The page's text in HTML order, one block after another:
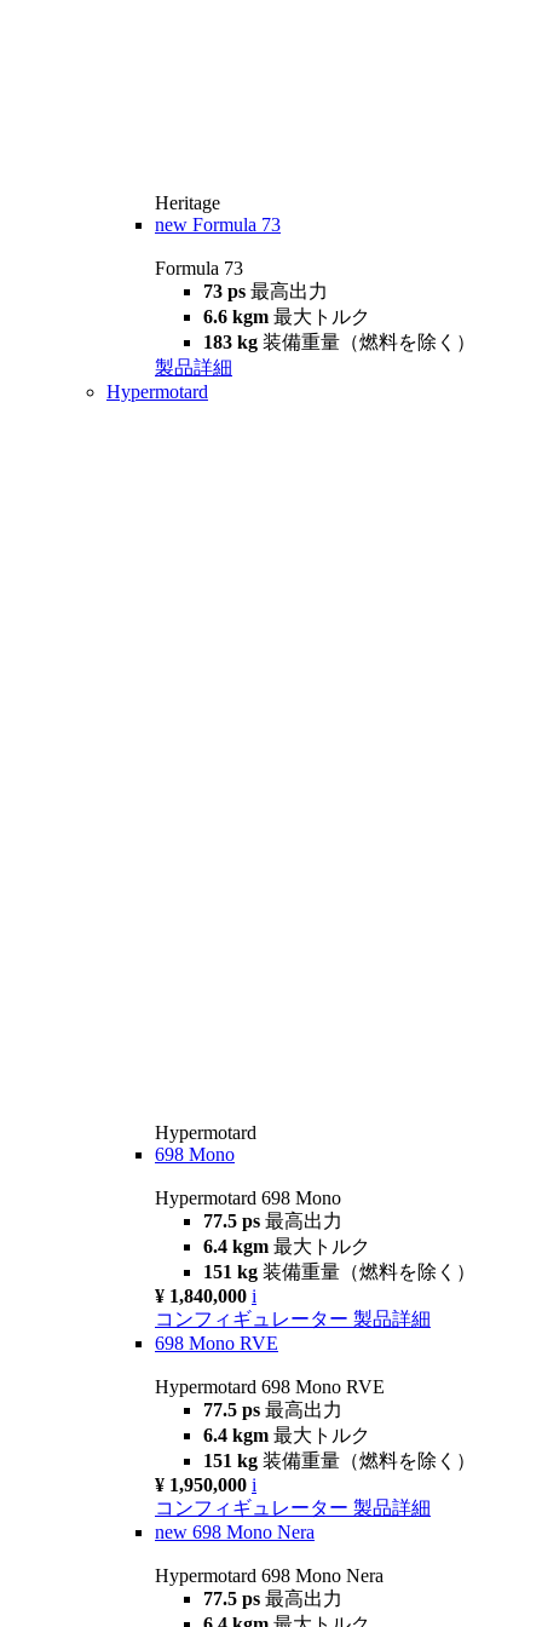
Heritage
new Formula 73
Formula 73
73 ps 最高出力
6.6 kgm 最大トルク
183 kg 装備重量（燃料を除く）
製品詳細
Hypermotard
Hypermotard
698 Mono
Hypermotard 698 Mono
77.5 ps 最高出力
6.4 kgm 最大トルク
151 kg 装備重量（燃料を除く）
¥ 1,840,000 i
コンフィギュレーター 製品詳細
698 Mono RVE
Hypermotard 698 Mono RVE
77.5 ps 最高出力
6.4 kgm 最大トルク
151 kg 装備重量（燃料を除く）
¥ 1,950,000 i
コンフィギュレーター 製品詳細
new 698 Mono Nera
Hypermotard 698 Mono Nera
77.5 ps 最高出力